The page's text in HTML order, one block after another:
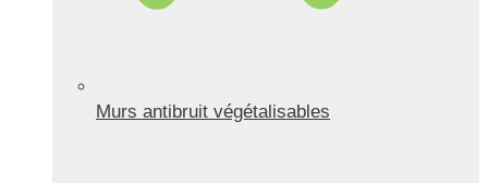
Murs antibruit végétalisables